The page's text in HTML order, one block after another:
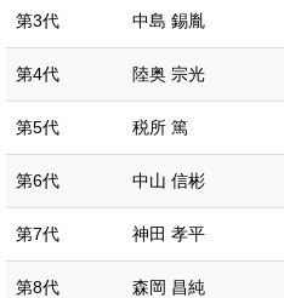
第3代 中島 錫胤
第4代 陸奥 宗光
第5代 税所 篤
第6代 中山 信彬
第7代 神田 孝平
第8代 森岡 昌純